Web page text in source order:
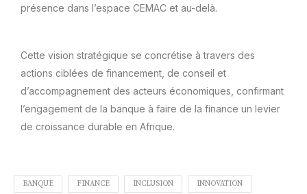
présence dans l’espace CEMAC et au-delà.
Cette vision stratégique se concrétise à travers des
actions ciblées de financement, de conseil et
d’accompagnement des acteurs économiques, confirmant
l’engagement de la banque à faire de la finance un levier
de croissance durable en Afrique.
BANQUE FINANCE INCLUSION INNOVATION